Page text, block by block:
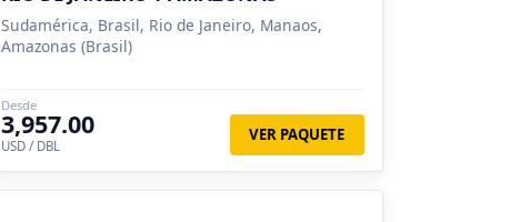
Sudamérica, Brasil, Rio de Janeiro, Manaos,
Amazonas (Brasil)
Desde
3,957.00
USD / DBL
VER PAQUETE